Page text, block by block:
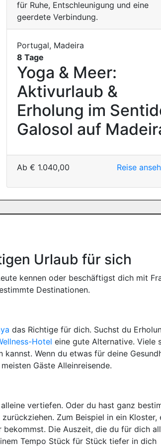
Portugal, Madeira
8 Tage
Yoga & Meer:
Aktivurlaub &
Erholung im
Galosol auf
Ab € 1.040,00 Reise
Urlaub für sich
kennen oder beschäftigst dich mit
Destinationen.
das Richtige für dich. Suchst du
Hotel eine gute Alternative. Viele
Wenn du etwas für deine
Gäste Alleinreisende.
vertiefen. Oder du hast ganz
Zum Beispiel in ein Kloster,
Die Auszeit, die du für dich
Tempo Stück für Stück tiefer in dich